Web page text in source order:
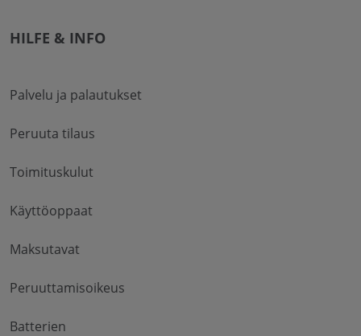
HILFE & INFO
Palvelu ja palautukset
Peruuta tilaus
Toimituskulut
Käyttöoppaat
Maksutavat
Peruuttamisoikeus
Batterien